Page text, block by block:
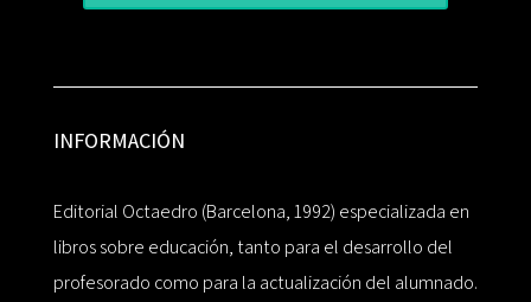
INFORMACIÓN
Editorial Octaedro (Barcelona, 1992) especializada en
libros sobre educación, tanto para el desarrollo del
profesorado como para la actualización del alumnado.